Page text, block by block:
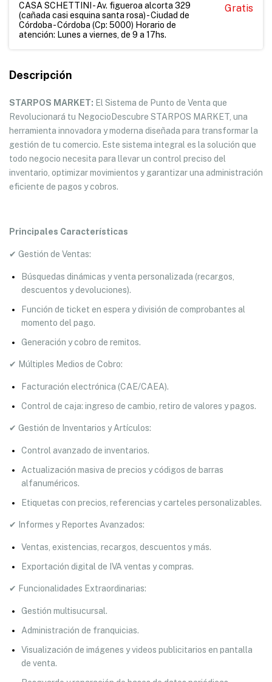
CASA SCHETTINI - Av. figueroa alcorta 329
(cañada casi esquina santa rosa) - Ciudad de
Córdoba - Córdoba (Cp: 5000) Horario de
atención: Lunes a viernes, de 9 a 17hs.
Gratis
Descripción
STARPOS MARKET: El Sistema de Punto de Venta que
Revolucionará tu NegocioDescubre STARPOS MARKET, una
herramienta innovadora y moderna diseñada para transformar la
gestión de tu comercio. Este sistema integral es la solución que
todo negocio necesita para llevar un control preciso del
inventario, optimizar movimientos y garantizar una administración
eficiente de pagos y cobros.
Principales Características
✔ Gestión de Ventas:
Búsquedas dinámicas y venta personalizada (recargos,
descuentos y devoluciones).
Función de ticket en espera y división de comprobantes al
momento del pago.
Generación y cobro de remitos.
✔ Múltiples Medios de Cobro:
Facturación electrónica (CAE/CAEA).
Control de caja: ingreso de cambio, retiro de valores y pagos.
✔ Gestión de Inventarios y Artículos:
Control avanzado de inventarios.
Actualización masiva de precios y códigos de barras
alfanuméricos.
Etiquetas con precios, referencias y carteles personalizables.
✔ Informes y Reportes Avanzados:
Ventas, existencias, recargos, descuentos y más.
Exportación digital de IVA ventas y compras.
✔ Funcionalidades Extraordinarias:
Gestión multisucursal.
Administración de franquicias.
Visualización de imágenes y videos publicitarios en pantalla
de venta.